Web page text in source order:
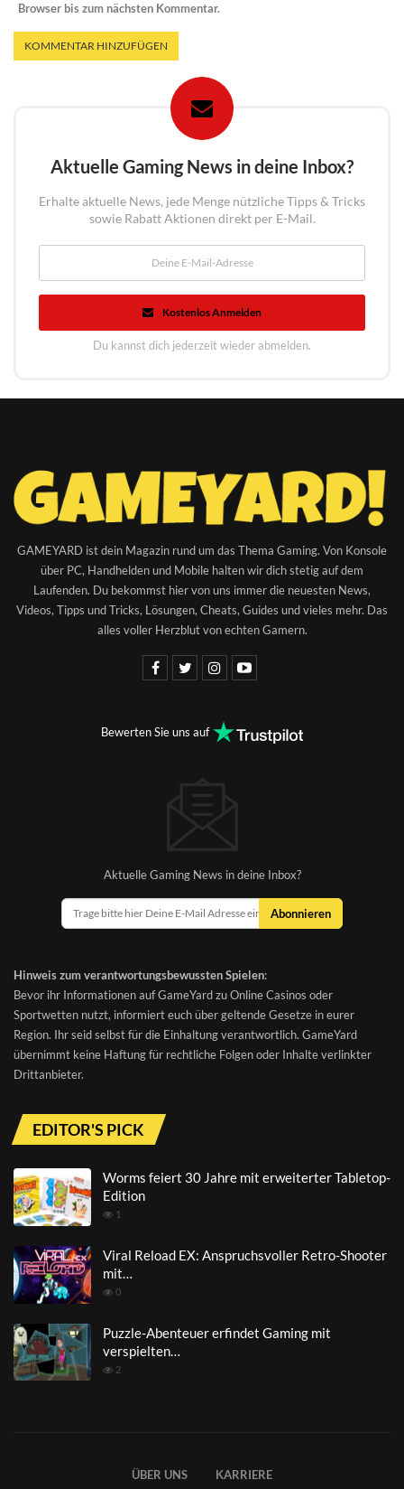
Browser bis zum nächsten Kommentar.
Aktuelle Gaming News in deine Inbox?
Erhalte aktuelle News, jede Menge nützliche Tipps & Tricks
sowie Rabatt Aktionen direkt per E-Mail.
Kostenlos Anmelden
Du kannst dich jederzeit wieder abmelden.
GAMEYARD ist dein Magazin rund um das Thema Gaming. Von Konsole
über PC, Handhelden und Mobile halten wir dich stetig auf dem
Laufenden. Du bekommst hier von uns immer die neuesten News,
Videos, Tipps und Tricks, Lösungen, Cheats, Guides und vieles mehr. Das
alles voller Herzblut von echten Gamern.
Bewerten Sie uns auf
Aktuelle Gaming News in deine Inbox?
Abonnieren
Hinweis zum verantwortungsbewussten Spielen:
Bevor ihr Informationen auf GameYard zu Online Casinos oder
Sportwetten nutzt, informiert euch über geltende Gesetze in eurer
Region. Ihr seid selbst für die Einhaltung verantwortlich. GameYard
übernimmt keine Haftung für rechtliche Folgen oder Inhalte verlinkter
Drittanbieter.
EDITOR'S PICK
Worms feiert 30 Jahre mit erweiterter Tabletop-
Edition
1
Viral Reload EX: Anspruchsvoller Retro-Shooter
mit…
0
Puzzle-Abenteuer erfindet Gaming mit
verspielten…
2
ÜBER UNS KARRIERE